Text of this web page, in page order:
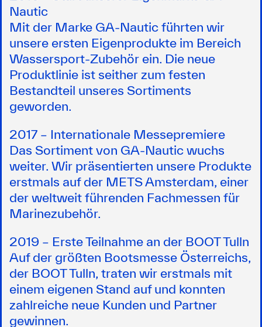
Nautic
Mit der Marke GA-Nautic führten wir
unsere ersten Eigenprodukte im Bereich
Wassersport-Zubehör ein. Die neue
Produktlinie ist seither zum festen
Bestandteil unseres Sortiments
geworden.
2017 – Internationale Messepremiere
Das Sortiment von GA-Nautic wuchs
weiter. Wir präsentierten unsere Produkte
erstmals auf der METS Amsterdam, einer
der weltweit führenden Fachmessen für
Marinezubehör.
2019 – Erste Teilnahme an der BOOT Tulln
Auf der größten Bootsmesse Österreichs,
der BOOT Tulln, traten wir erstmals mit
einem eigenen Stand auf und konnten
zahlreiche neue Kunden und Partner
gewinnen.